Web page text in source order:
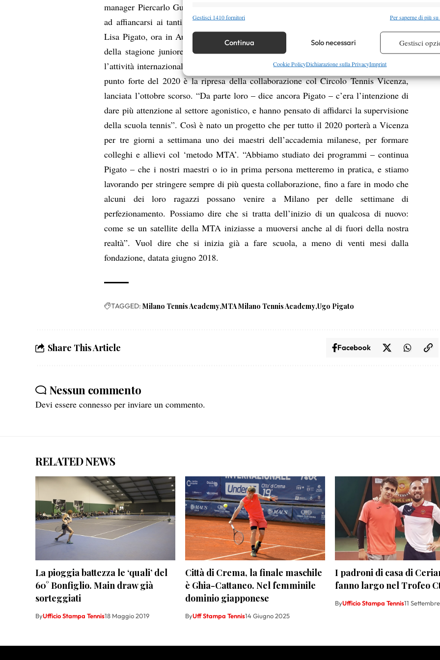
Funzionalità
Identificare i dispositivi in base alle informazioni trasmesse automaticamente.
Garantire la sicurezza, prevenire e rilevare frodi, correggere errori,
Erogare e presentare pubblicità e contenuto, Salvare e comunicare le
scelte sulla privacy.
Gestisci 1410 fornitori Per saperne di più
Continua Solo necessari Gestisci
Cookie PolicyDichiarazione sulla PrivacyImprint
manager Piercarlo Guglielmi –, con l’arrivo di altri atleti di alto livello che vadano
ad affiancarsi ai tantissimi giovani promettenti già presenti in Academy”. Su tutti,
Lisa Pigato, ora in Australia dove prenderà parte alle qualificazioni del primo Slam
della stagione juniores, ma anche una ventina di atleti che quest’anno inizieranno
l’attività internazionale, seguendo il percorso impostato dai tecnici della MTA. Altro
punto forte del 2020 è la ripresa della collaborazione col Circolo Tennis Vicenza,
lanciata l’ottobre scorso. “Da parte loro – dice ancora Pigato – c’era l’intenzione di
dare più attenzione al settore agonistico, e hanno pensato di affidarci la supervisione
della scuola tennis”. Così è nato un progetto che per tutto il 2020 porterà a Vicenza
per tre giorni a settimana uno dei maestri dell’accademia milanese, per formare
colleghi e allievi col ‘metodo MTA’. “Abbiamo studiato dei programmi – continua
Pigato – che i nostri maestri o io in prima persona metteremo in pratica, e stiamo
lavorando per stringere sempre di più questa collaborazione, fino a fare in modo che
alcuni dei loro ragazzi possano venire a Milano per delle settimane di
perfezionamento. Possiamo dire che si tratta dell’inizio di un qualcosa di nuovo:
come se un satellite della MTA iniziasse a muoversi anche al di fuori della nostra
realtà”. Vuol dire che si inizia già a fare scuola, a meno di venti mesi dalla
fondazione, datata giugno 2018.
TAGGED: Milano Tennis Academy MTA Milano Tennis Academy Ugo Pigato
Share This Article Facebook
Nessun commento
Devi essere connesso per inviare un commento.
RELATED NEWS
La pioggia battezza le ‘quali’ del
60° Bonfiglio. Main draw già
sorteggiati
ByUfficio Stampa Tennis18 Maggio 2019
Città di Crema, la finale maschile
è Ghia-Cattaneo. Nel femminile
dominio giapponese
ByUff Stampa Tennis14 Giugno 2025
I padroni di casa di
fanno largo nel Trofeo
ByUfficio Stampa Tennis11